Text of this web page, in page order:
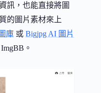
訊，也能直接將圖
的圖片素材來上
庫 或 Bigjpg AI 圖片
。